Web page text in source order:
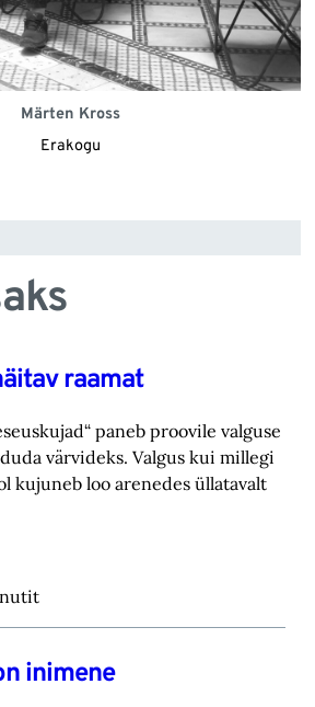
Märten Kross
Erakogu
raamat
paneb proovile valguse
värvideks. Valgus kui millegi
kujuneb loo arenedes üllatavalt
inimene